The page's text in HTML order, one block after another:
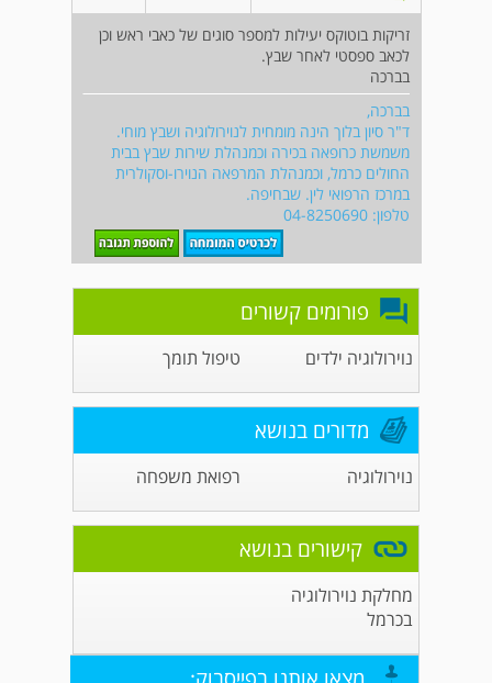
זריקות בוטוקס יעילות למספר סוגים של כאבי ראש וכן
לכאב ספסטי לאחר שבץ.
בברכה
בברכה,
ד"ר סיון בלוך הינה מומחית לנוירולוגיה ושבץ מוחי.
משמשת כרופאה בכירה וכמנהלת שירות שבץ בבית
החולים כרמל, וכמנהלת המרפאה הנוירו-וסקולרית
במרכז הרפואי לין. שבחיפה.
טלפון: 04-8250690
פורומים קשורים
נוירולוגיה ילדים טיפול תומך
מדורים בנושא
נוירולוגיה רפואת משפחה
קישורים בנושא
מחלקת נוירולוגיה
בכרמל